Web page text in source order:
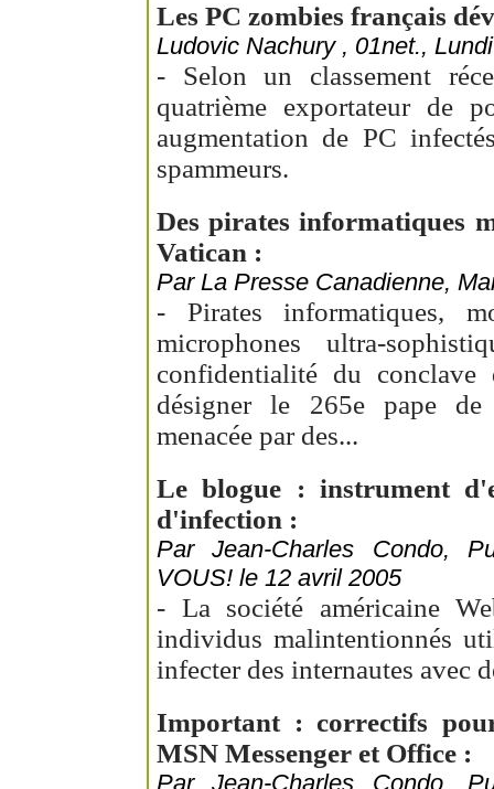
Les PC zombies français
Ludovic Nachury , 01net.,
- Selon un classement
quatrième exportateur de
augmentation de PC
spammeurs.
Des pirates informatiques
Vatican :
Par La Presse Canadienne,
- Pirates informatiques,
microphones ultra-
confidentialité du
désigner le 265e pape
menacée par des...
Le blogue : instrument
d'infection :
Par Jean-Charles Condo,
VOUS! le 12 avril 2005
- La société américaine
individus malintentionnés
infecter des internautes avec
Important : correctifs
MSN Messenger et Office :
Par Jean-Charles Condo,